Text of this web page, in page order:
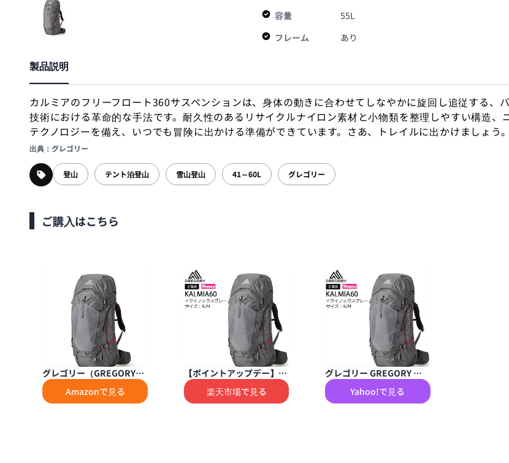
容量
55L
フレーム
あり
製品説明
カルミアのフリーフロート360サスペンションは、身体の動きに合わせてしなやかに旋回し追従する、
技術における革命的な手法です。耐久性のあるリサイクルナイロン素材と小物類を整理しやすい構造、
テクノロジーを備え、いつでも冒険に出かける準備ができています。さあ、トレイルに出かけましょう。
出典：グレゴリー
登山 テント泊登山 雪山登山 41～60L グレゴリー
ご購入はこちら
グレゴリー（GREGORY）
アタックザック リュック
カルミア60 S 1372425584
Amazonで見る
【ポイントアップデー】/
グレゴリー GREGORY カ
ルミア60 KALMIA60 イク
楽天市場で見る
グレゴリー GREGORY カ
ルミア60 KALMIA60 イク
イノックスグレー S/M バ
Yahoo!で見る